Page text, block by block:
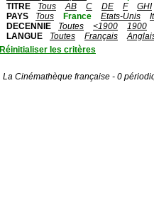
TITRE
Tous AB C DE F
GHI
PAYS
Tous France Etats-Unis
DECENNIE
Toutes <1900
1900
LANGUE
Toutes Français
Réinitialiser les critères
La Cinémathèque française - 0